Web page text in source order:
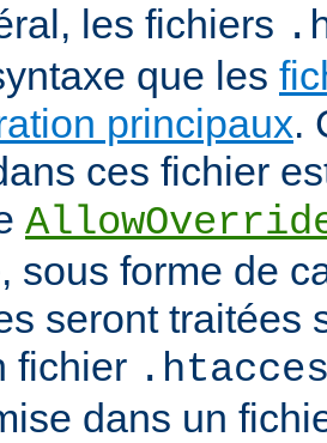
les fichiers
que les
principaux.
ces fichier
sous forme de
seront traitées
fichier
dans un